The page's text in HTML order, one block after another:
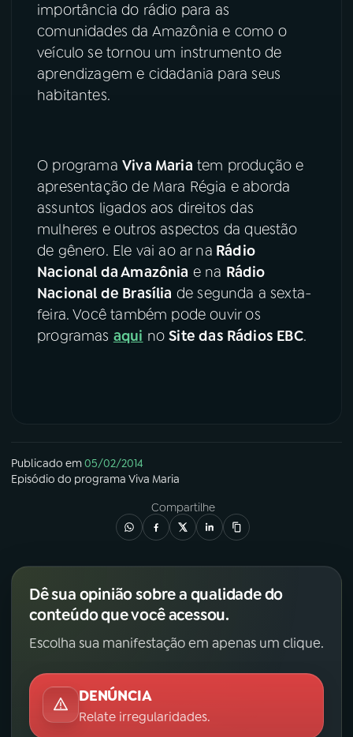
PODCASTS
06VIDEOCASTS
FESTIVAL DE MÚSICA
ACOMPANHE A RÁDIO NACIONAL
YouTube Facebook
TikTok
importância do rádio para as
comunidades da Amazônia e como o
veículo se tornou um instrumento de
aprendizagem e cidadania para seus
habitantes.
O programa Viva Maria tem produção e
apresentação de Mara Régia e aborda
assuntos ligados aos direitos das
mulheres e outros aspectos da questão
de gênero. Ele vai ao ar na Rádio
Nacional da Amazônia e na Rádio
Nacional de Brasília de segunda a sexta-
feira. Você também pode ouvir os
programas aqui noSite das Rádios EBC.
Publicado em05/02/2014
Episódio do programa Viva Maria
Compartilhe
Dê sua opinião sobre a qualidade do
conteúdo que você acessou.
Escolha sua manifestação em apenas um clique.
DENÚNCIA
Relate irregularidades.